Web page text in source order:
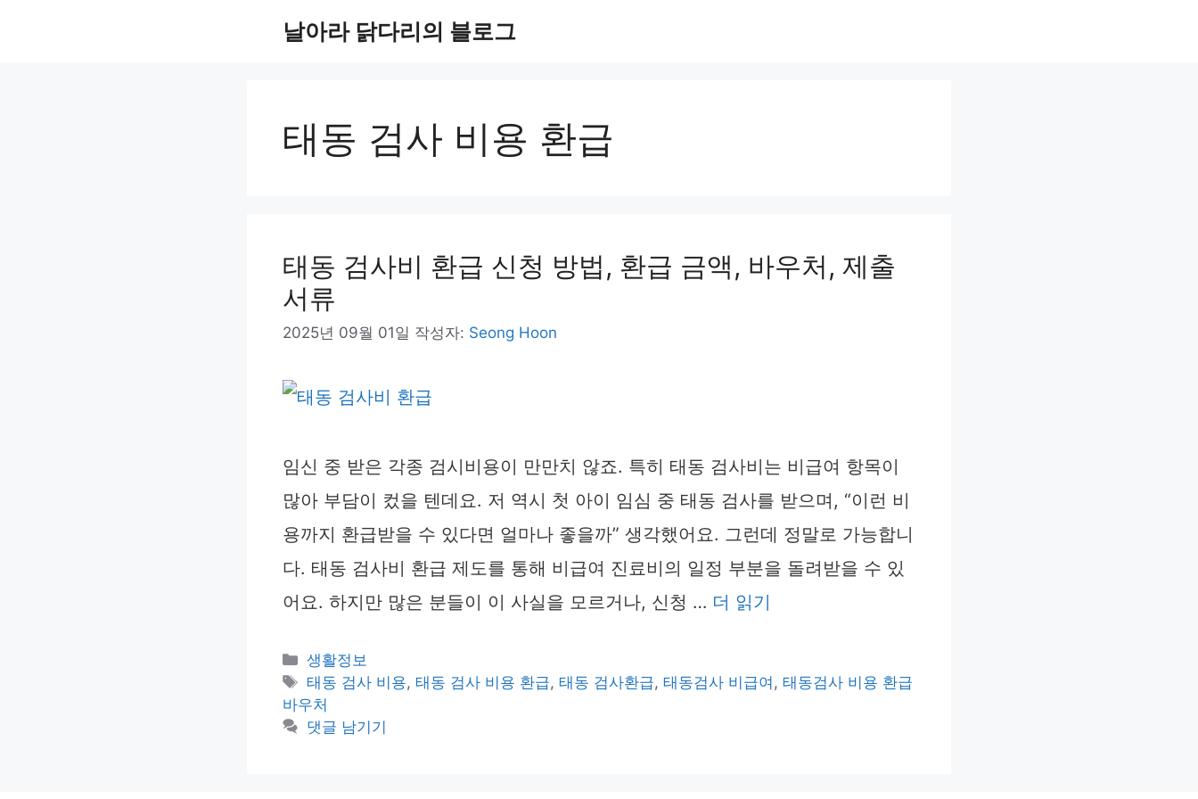
날아라 닭다리의 블로그
태동 검사 비용 환급
태동 검사비 환급 신청 방법, 환급 금액, 바우처, 제출
서류
2025년 09월 01일 작성자: Seong Hoon
임신 중 받은 각종 검시비용이 만만치 않죠. 특히 태동 검사비는 비급여 항목이
많아 부담이 컸을 텐데요. 저 역시 첫 아이 임심 중 태동 검사를 받으며, “이런 비
용까지 환급받을 수 있다면 얼마나 좋을까” 생각했어요. 그런데 정말로 가능합니
다. 태동 검사비 환급 제도를 통해 비급여 진료비의 일정 부분을 돌려받을 수 있
어요. 하지만 많은 분들이 이 사실을 모르거나, 신청 … 더 읽기
카
테
고
리
생활정보
태
그
태동 검사 비용,태동 검사 비용 환급,태동 검사환급,태동검사 비급여 ,태동검사 비용 환급
바우처
댓글 남기기